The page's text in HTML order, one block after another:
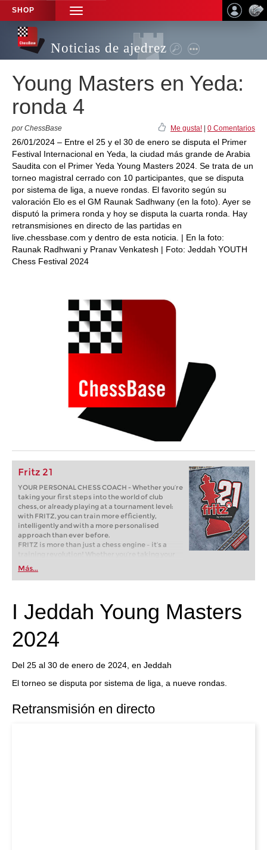
SHOP
TOGGLE
NAVIGATION
Noticias de ajedrez
Young Masters en Yeda:
ronda 4
por ChessBase Me gusta! 0 Comentarios
26/01/2024 – Entre el 25 y el 30 de enero se disputa el Primer
Festival Internacional en Yeda, la ciudad más grande de Arabia
Saudita con el Primer Yeda Young Masters 2024. Se trata de un
torneo magistral cerrado con 10 participantes, que se disputa
por sistema de liga, a nueve rondas. El favorito según su
valoración Elo es el GM Raunak Sadhwany (en la foto). Ayer se
disputó la primera ronda y hoy se disputa la cuarta ronda. Hay
retransmisiones en directo de las partidas en
live.chessbase.com y dentro de esta noticia. | En la foto:
Raunak Radhwani y Pranav Venkatesh | Foto: Jeddah YOUTH
Chess Festival 2024
Fritz 21
YOUR PERSONAL CHESS COACH - Whether you’re
taking your first steps into the world of club
chess, or already playing at a tournament level:
with FRITZ, you can train more efficiently,
intelligently and with a more personalised
approach than ever before.
FRITZ is more than just a chess engine – it’s a
training revolution! Whether you’re taking your
first steps into the world of club chess, or already
playing at a tournament level: with FRITZ, you can
train more efficiently, intelligently and with a
Más...
I Jeddah Young Masters
2024
Del 25 al 30 de enero de 2024, en Jeddah
El torneo se disputa por sistema de liga, a nueve rondas.
Retransmisión en directo